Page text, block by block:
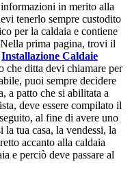
in merito alla
tenerlo sempre custodito
per la caldaia e contiene
prima pagina, trovi il
Installazione Caldaie
che ditta devi chiamare per
puoi sempre decidere
a patto che si abilitata a
deve essere compilato il
al fine di avere uno
tua casa, la vendessi, la
accanto alla caldaia
e perciò deve passare al